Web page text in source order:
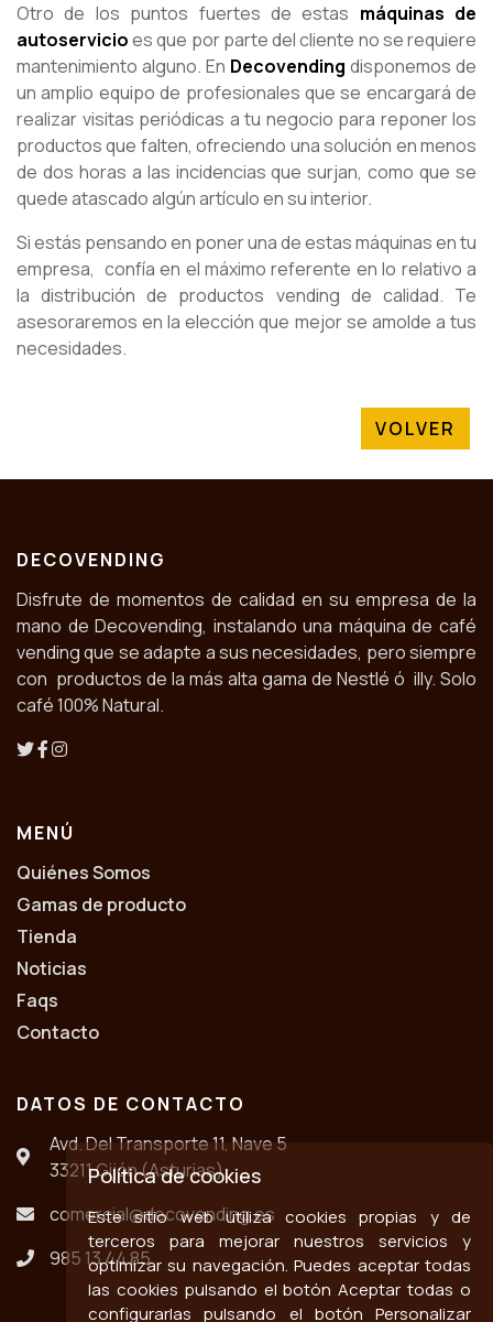
Otro de los puntos fuertes de estas máquinas de
autoservicioes que por parte del cliente no se requiere
mantenimiento alguno. En Decovending disponemos de
un amplio equipo de profesionales que se encargará de
realizar visitas periódicas a tu negocio para reponer los
productos que falten, ofreciendo una solución en menos
de dos horas a las incidencias que surjan, como que se
quede atascado algún artículo en su interior.
Si estás pensando en poner una de estas máquinas en tu
empresa, confía en el máximo referente en lo relativo a
la distribución de productos vending de calidad. Te
asesoraremos en la elección que mejor se amolde a tus
necesidades.
VOLVER
DECOVENDING
Disfrute de momentos de calidad en su empresa de la
mano de Decovending, instalando una máquina de café
vending que se adapte a sus necesidades, pero siempre
con productos de la más alta gama de Nestlé ó illy. Solo
café 100% Natural.
MENÚ
Quiénes Somos
Gamas de producto
Tienda
Noticias
Faqs
Contacto
DATOS DE CONTACTO
Avd. Del Transporte 11, Nave 5
33211 Gijón (Asturias)
comercial@decovending.es
985 13 44 85
Política de cookies
Este sitio web utiliza cookies propias y de
terceros para mejorar nuestros servicios y
optimizar su navegación. Puedes aceptar todas
las cookies pulsando el botón Aceptar todas o
configurarlas pulsando el botón Personalizar